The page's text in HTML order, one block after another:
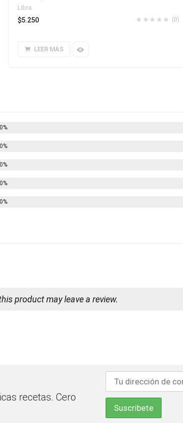
Libra
(0)
$5.250
LEER MÁS
0%
0%
0%
0%
0%
product may leave a review.
recetas. Cero